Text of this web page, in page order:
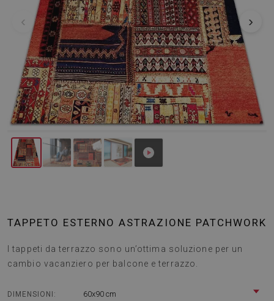
‹ ›
TAPPETO ESTERNO ASTRAZIONE PATCHWORK
I tappeti da terrazzo sono un’ottima soluzione per un
cambio vacanziero per balcone e terrazzo.
DIMENSIONI: 60x90 cm